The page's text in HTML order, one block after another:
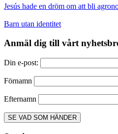
Jesús hade en dröm om att bli
Barn utan identitet
Anmäl dig till vårt
Din e-post:
Förnamn
Efternamn